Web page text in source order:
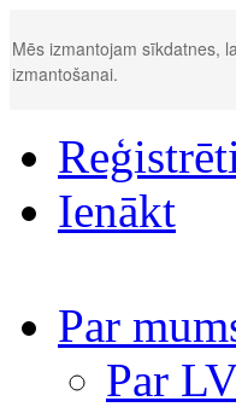
Mēs izmantojam sīkdatnes,
izmantošanai.
Ienākt
Par
Par